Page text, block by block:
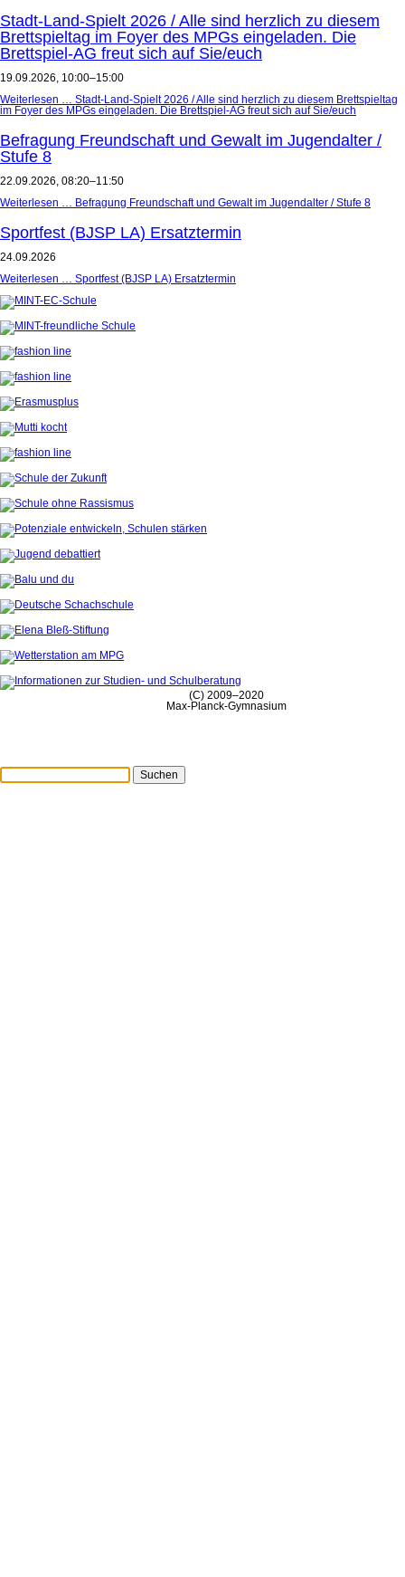
Stadt-Land-Spielt 2026 / Alle sind herzlich zu diesem
Brettspieltag im Foyer des MPGs eingeladen. Die
Brettspiel-AG freut sich auf Sie/euch
19.09.2026, 10:00–15:00
Weiterlesen … Stadt-Land-Spielt 2026 / Alle sind herzlich zu diesem Brettspieltag
im Foyer des MPGs eingeladen. Die Brettspiel-AG freut sich auf Sie/euch
Befragung Freundschaft und Gewalt im Jugendalter /
Stufe 8
22.09.2026, 08:20–11:50
Weiterlesen … Befragung Freundschaft und Gewalt im Jugendalter / Stufe 8
Sportfest (BJSP LA) Ersatztermin
24.09.2026
Weiterlesen … Sportfest (BJSP LA) Ersatztermin
(C) 2009–2020
Max-Planck-Gymnasium
Suchen